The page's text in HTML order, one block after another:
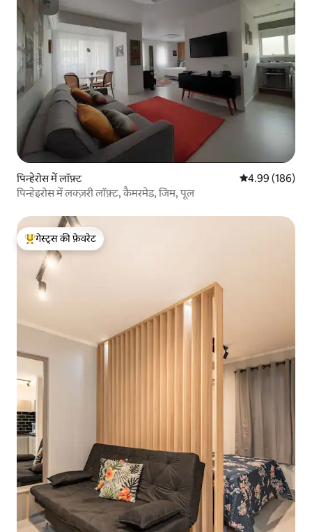
पिन्हेरोस में लॉफ़्ट औसत रेटिंग 5 में से
4.99 (186)
पिन्हेइरोस में लक्ज़री लॉफ़्ट, कैमरमेड, जिम, पूल
गेस्ट्स का टॉप फ़ेवरेट
गेस्ट्स की फ़ेवरेट